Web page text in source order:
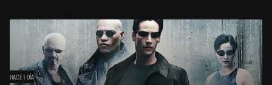
HACE 1 DÍA